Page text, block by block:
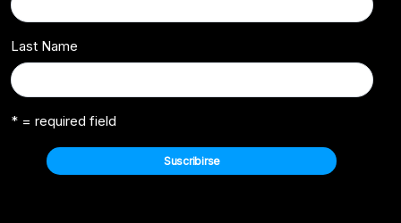
Last Name
* = required field